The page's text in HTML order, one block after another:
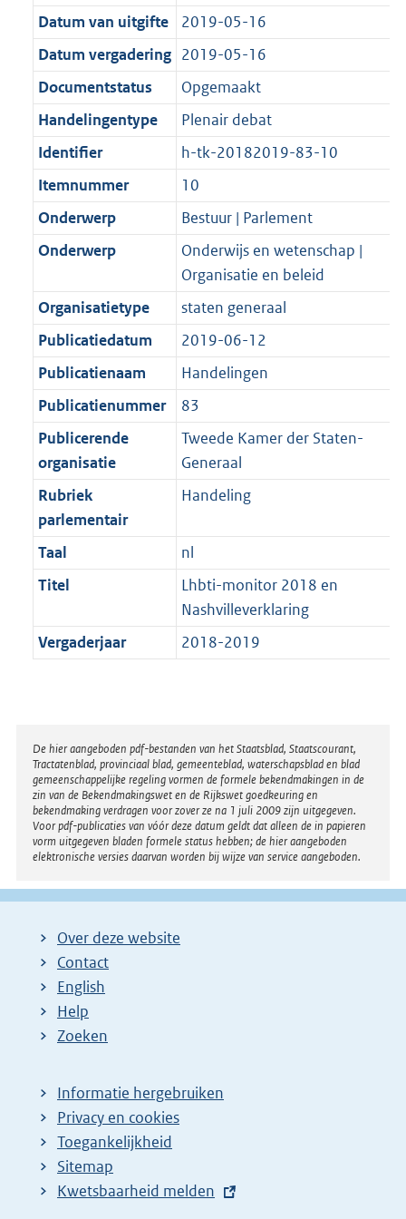
t
a
t
K
b
2
K
b
Datum van uitgifte
2019-05-16
Datum vergadering 2019-05-16
Documentstatus
Opgemaakt
Handelingentype
Plenair debat
Identifier
h-tk-20182019-83-10
Itemnummer
10
Onderwerp
Bestuur | Parlement
Onderwerp
Onderwijs en wetenschap |
Organisatie en beleid
Organisatietype
staten generaal
Publicatiedatum
2019-06-12
Publicatienaam
Handelingen
Publicatienummer
83
Publicerende
organisatie
Tweede Kamer der Staten-
Generaal
Rubriek
parlementair
Handeling
Taal
nl
Titel
Lhbti-monitor 2018 en
Nashvilleverklaring
Vergaderjaar
2018-2019
Disclaimer
De hier aangeboden pdf-bestanden van het Staatsblad, Staatscourant,
Tractatenblad, provinciaal blad, gemeenteblad, waterschapsblad en blad
gemeenschappelijke regeling vormen de formele bekendmakingen in de
zin van de Bekendmakingswet en de Rijkswet goedkeuring en
bekendmaking verdragen voor zover ze na 1 juli 2009 zijn uitgegeven.
Voor pdf-publicaties van vóór deze datum geldt dat alleen de in papieren
vorm uitgegeven bladen formele status hebben; de hier aangeboden
elektronische versies daarvan worden bij wijze van service aangeboden.
Over deze website
Contact
English
Help
Zoeken
Informatie hergebruiken
Privacy en cookies
Toegankelijkheid
Sitemap
E
Kwetsbaarheid melden